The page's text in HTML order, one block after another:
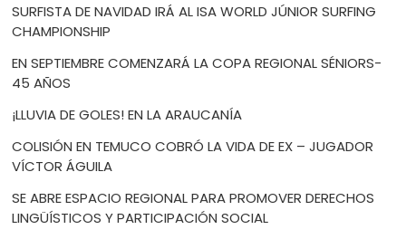
SURFISTA DE NAVIDAD IRÁ AL ISA WORLD JÚNIOR SURFING
CHAMPIONSHIP
EN SEPTIEMBRE COMENZARÁ LA COPA REGIONAL SÉNIORS-
45 AÑOS
¡LLUVIA DE GOLES! EN LA ARAUCANÍA
COLISIÓN EN TEMUCO COBRÓ LA VIDA DE EX – JUGADOR
VÍCTOR ÁGUILA
SE ABRE ESPACIO REGIONAL PARA PROMOVER DERECHOS
LINGÜÍSTICOS Y PARTICIPACIÓN SOCIAL